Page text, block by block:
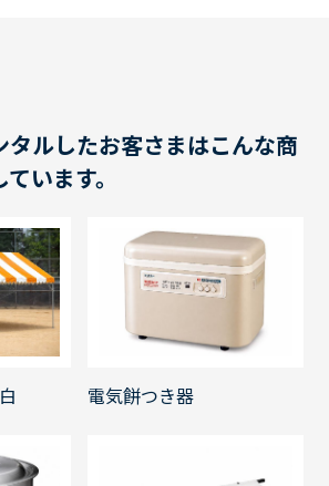
タルしたお客さまはこんな商
います。
電気餅つき器